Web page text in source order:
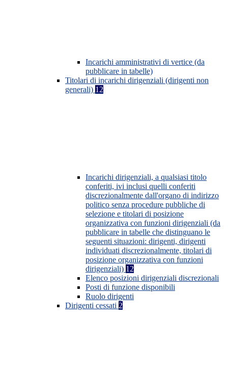
Incarichi amministrativi di vertice (da
pubblicare in tabelle)
Titolari di incarichi dirigenziali (dirigenti non
generali) 12
Incarichi dirigenziali, a qualsiasi titolo
conferiti, ivi inclusi quelli conferiti
discrezionalmente dall'organo di indirizzo
politico senza procedure pubbliche di
selezione e titolari di posizione
organizzativa con funzioni dirigenziali (da
pubblicare in tabelle che distinguano le
seguenti situazioni: dirigenti, dirigenti
individuati discrezionalmente, titolari di
posizione organizzativa con funzioni
dirigenziali) 12
Elenco posizioni dirigenziali discrezionali
Posti di funzione disponibili
Ruolo dirigenti
Dirigenti cessati 2